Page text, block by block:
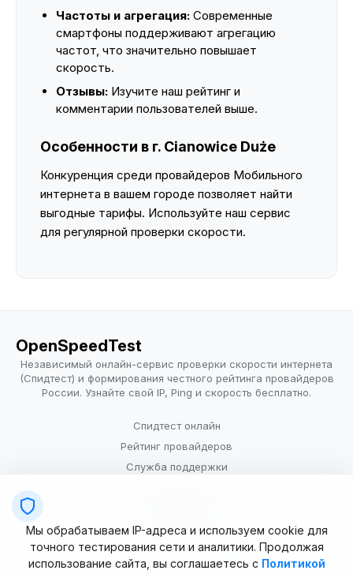
Частоты и агрегация: Современные
смартфоны поддерживают агрегацию
частот, что значительно повышает
скорость.
Отзывы: Изучите наш рейтинг и
комментарии пользователей выше.
Особенности в г. Cianowice Duże
Конкуренция среди провайдеров Мобильного
интернета в вашем городе позволяет найти
выгодные тарифы. Используйте наш сервис
для регулярной проверки скорости.
OpenSpeedTest
Независимый онлайн-сервис проверки скорости интернета
(Спидтест) и формирования честного рейтинга провайдеров
России. Узнайте свой IP, Ping и скорость бесплатно.
Спидтест онлайн
Рейтинг провайдеров
Служба поддержки
Условия использования
Мы обрабатываем IP-адреса и используем cookie для
точного тестирования сети и аналитики. Продолжая
использование сайта, вы соглашаетесь с Политикой